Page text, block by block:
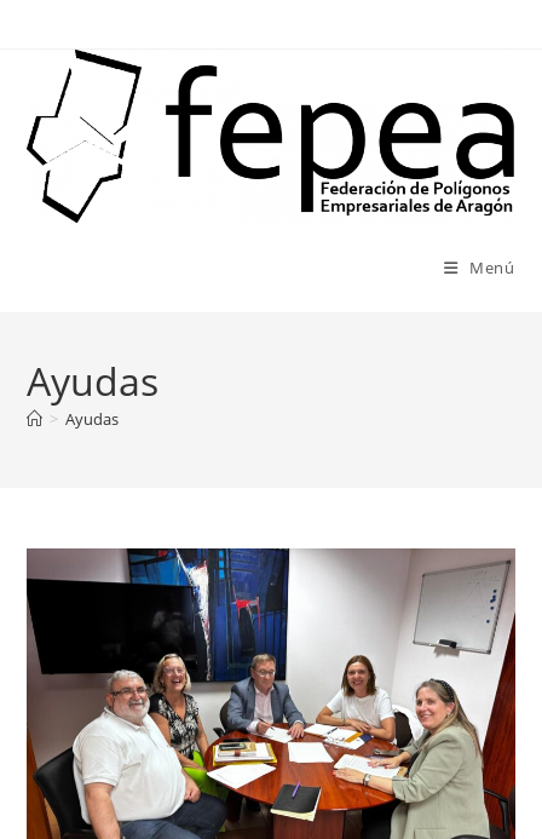
contenido
Menú
Ayudas
> Ayudas